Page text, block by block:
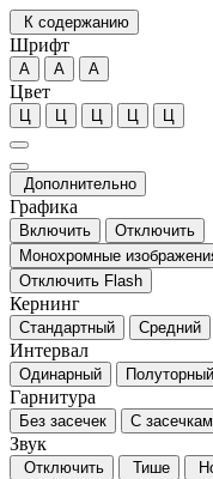
К содержанию
Шрифт
А А А
Цвет
Ц Ц Ц Ц Ц
Дополнительно
Графика
Включить
Отключить
Монохромные
Отключить Flash
Кернинг
Стандартный Средний
Интервал
Одинарный Полуторный
Гарнитура
Без засечек С
Звук
Отключить Тише